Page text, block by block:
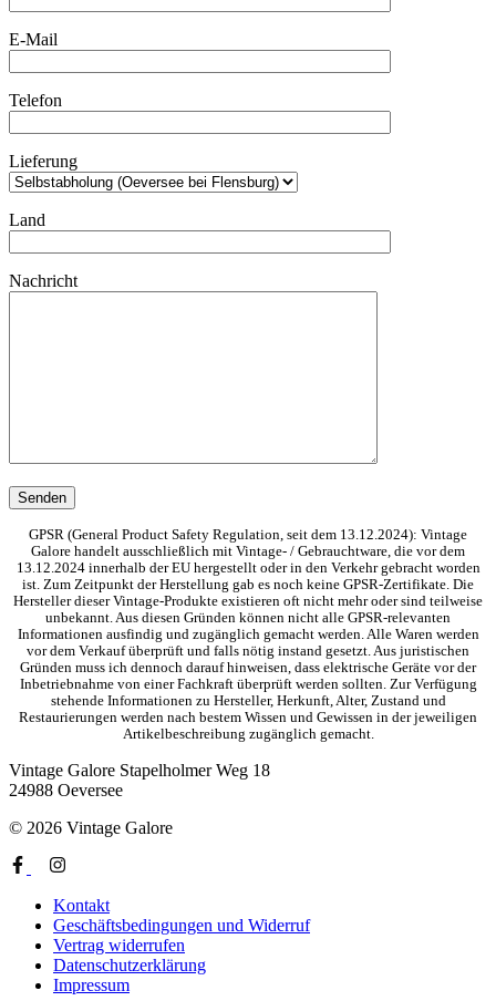
E-Mail
Telefon
Lieferung
Land
Nachricht
GPSR (General Product Safety Regulation, seit dem 13.12.2024): Vintage
Galore handelt ausschließlich mit Vintage- / Gebrauchtware, die vor dem
13.12.2024 innerhalb der EU hergestellt oder in den Verkehr gebracht worden
ist. Zum Zeitpunkt der Herstellung gab es noch keine GPSR-Zertifikate. Die
Hersteller dieser Vintage-Produkte existieren oft nicht mehr oder sind teilweise
unbekannt. Aus diesen Gründen können nicht alle GPSR-relevanten
Informationen ausfindig und zugänglich gemacht werden. Alle Waren werden
vor dem Verkauf überprüft und falls nötig instand gesetzt. Aus juristischen
Gründen muss ich dennoch darauf hinweisen, dass elektrische Geräte vor der
Inbetriebnahme von einer Fachkraft überprüft werden sollten. Zur Verfügung
stehende Informationen zu Hersteller, Herkunft, Alter, Zustand und
Restaurierungen werden nach bestem Wissen und Gewissen in der jeweiligen
Artikelbeschreibung zugänglich gemacht.
Vintage Galore Stapelholmer Weg 18
24988 Oeversee
© 2026 Vintage Galore
Kontakt
Geschäftsbedingungen und Widerruf
Vertrag widerrufen
Datenschutzerklärung
Impressum